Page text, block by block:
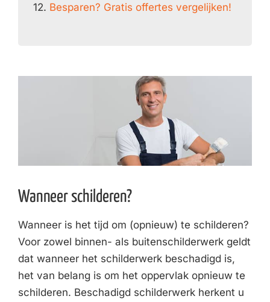
12. Besparen? Gratis offertes vergelijken!
Wanneer schilderen?
Wanneer is het tijd om (opnieuw) te schilderen?
Voor zowel binnen- als buitenschilderwerk geldt
dat wanneer het schilderwerk beschadigd is,
het van belang is om het oppervlak opnieuw te
schilderen. Beschadigd schilderwerk herkent u